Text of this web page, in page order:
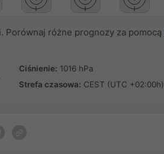
Porównaj różne prognozy za pomocą
Ciśnienie: 1016 hPa
Strefa czasowa: CEST (UTC +02:00h)